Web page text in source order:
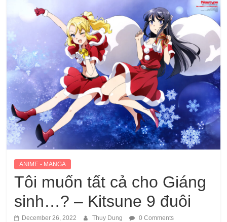
ANIME - MANGA
Tôi muốn tất cả cho Giáng
sinh…? – Kitsune 9 đuôi
December 26, 2022 Thuy Dung 0 Comments